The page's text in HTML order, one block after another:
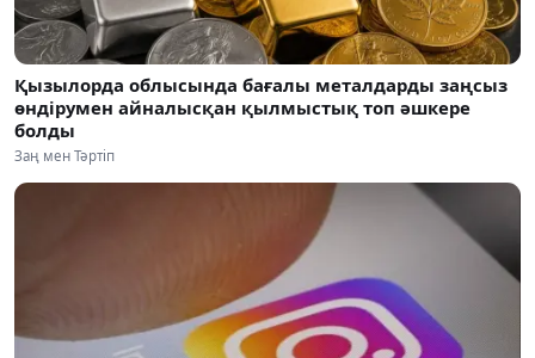
Қызылорда облысында бағалы металдарды заңсыз
өндірумен айналысқан қылмыстық топ әшкере
болды
Заң мен Тәртіп